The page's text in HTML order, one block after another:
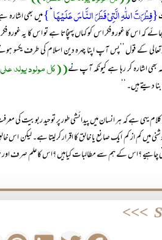
{فِطۡرَتَ اللّٰہِ الَّتِیۡ فَطَرَ النَّاسَ عَلَیۡہَا ؕ}میں بھی اشارہ
کہ اس کا غور وفکر اس کو کہاں پہنچاتا ہے تو اس کا یہ
تعالی کے قول ’’پس آپ اپنا چہرہ دین اسلام کی طرف
اشارہ کر رہا ہے کیونکہ آپ نے((کل مولود یولد
دیتے ہیں۔ ‘‘
یہی ہے کہ ہر انسان میں پیدائشی طور پر توحید ربوبیت کی
میں کم از کم ایک صانع یا خالق کا اقرار کر لیتا ہے۔ لیکن
چاہیے ؟اس کے ہم سے مطالبات کیاہیں ؟اس کاعلم صرف
>>>